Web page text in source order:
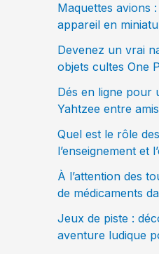
Maquettes avions
appareil en
Devenez un vrai
objets cultes One
Dés en ligne pour
Yahtzee entre amis
Quel est le rôle
l’enseignement et
À l’attention des
de médicaments
Jeux de piste :
aventure ludique